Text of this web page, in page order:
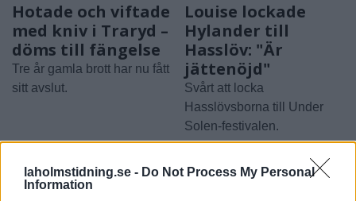
laholmstidning.se - Do Not Process My Personal
Information
Hotade och viftade
med kniv i Traryd –
döms till fängelse
Tre år gamla brott har nu fått
sitt avslut.
Louise lockade
Hylander till
Hasslöv: "Är
jättenöjd"
Svårt att locka
Hasslövsborna till Under
Solen-festivalen.